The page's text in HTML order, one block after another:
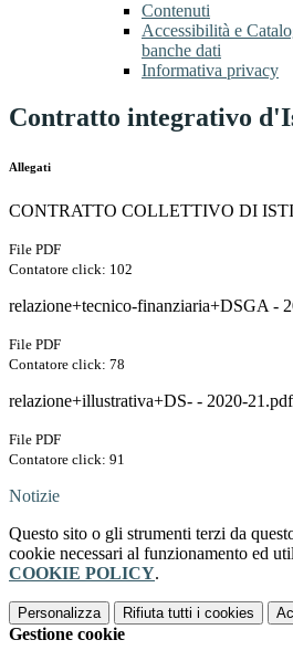
Contenuti
Accessibilità e
banche dati
Informativa privacy
Contratto integrativo
Allegati
CONTRATTO COLLETTIVO DI
File PDF
Contatore click: 102
relazione+tecnico-finanziaria+DSGA -
File PDF
Contatore click: 78
relazione+illustrativa+DS- - 2020-21.pdf
File PDF
Contatore click: 91
Notizie
Questo sito o gli strumenti terzi da
cookie necessari al funzionamento ed
COOKIE POLICY.
Personalizza Rifiuta tutti i cookies
Gestione cookie